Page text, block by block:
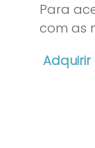
Para
com as
Adquirir